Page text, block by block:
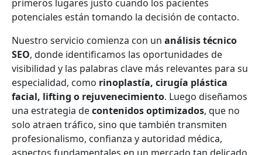
primeros lugares justo cuando los pacientes
potenciales están tomando la decisión de contacto.
Nuestro servicio comienza con un análisis técnico
SEO, donde identificamos las oportunidades de
visibilidad y las palabras clave más relevantes para su
especialidad, como rinoplastía, cirugía plástica
facial, lifting o rejuvenecimiento. Luego diseñamos
una estrategia decontenidos optimizados, que no
solo atraen tráfico, sino que también transmiten
profesionalismo, confianza y autoridad médica,